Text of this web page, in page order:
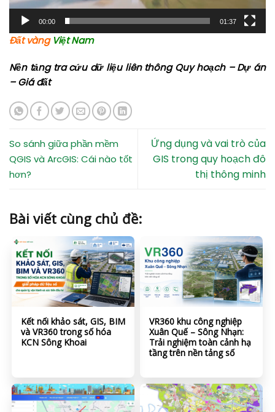
00:00 01:37
Đất vàng Việt Nam
​​Nền tảng tra cứu dữ liệu liên thông Quy hoạch – Dự án
– Giá đất
So sánh giữa phần mềm
QGIS và ArcGIS: Cái nào tốt
hơn?
Ứng dụng và vai trò của
GIS trong quy hoạch đô
thị thông minh
Bài viết cùng chủ đề:
Kết nối khảo sát, GIS, BIM
và VR360 trong số hóa
KCN Sông Khoai
VR360 khu công nghiệp
Xuân Quế – Sông Nhạn:
Trải nghiệm toàn cảnh hạ
tầng trên nền tảng số